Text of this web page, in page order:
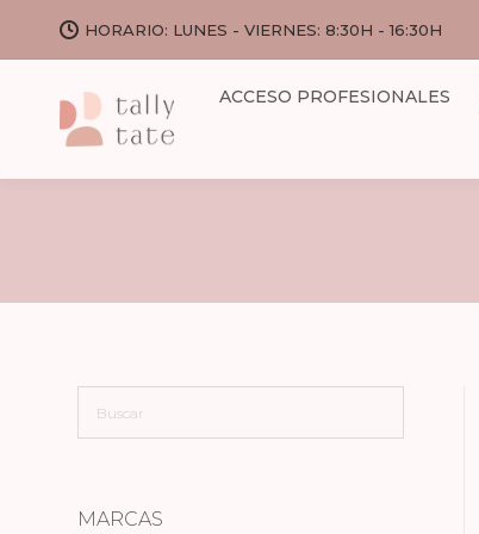
HORARIO: LUNES - VIERNES: 8:30H - 16:30H
ACCESO PROFESIONALES
MARCAS